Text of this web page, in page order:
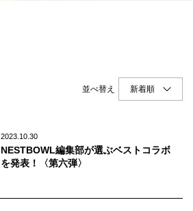
ログイン
並べ替え
2023.10.30
NESTBOWL編集部が選ぶベストコラボ
を発表！〈第六弾〉